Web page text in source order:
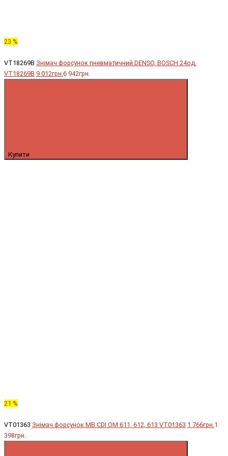
23 %
VT18269B Знімач форсунок пневматичний DENSO, BOSCH 24од.
VT18269B 9 012грн. 6 942грн.
Купити
21 %
VT01363 Знімач форсунок MB CDI OM 611, 612, 613 VT01363 1 766грн. 1
398грн.